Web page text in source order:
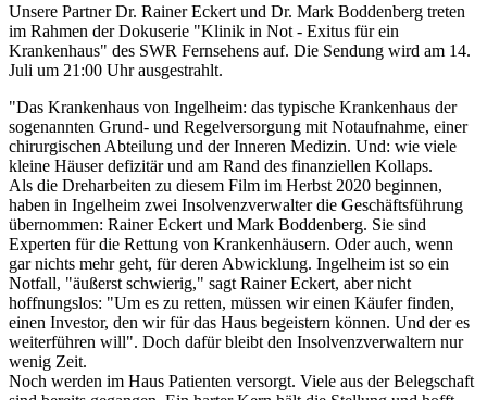
Unsere Partner Dr. Rainer Eckert und Dr. Mark Boddenberg treten
im Rahmen der Dokuserie "Klinik in Not - Exitus für ein
Krankenhaus" des SWR Fernsehens auf. Die Sendung wird am 14.
Juli um 21:00 Uhr ausgestrahlt.
"Das Krankenhaus von Ingelheim: das typische Krankenhaus der
sogenannten Grund- und Regelversorgung mit Notaufnahme, einer
chirurgischen Abteilung und der Inneren Medizin. Und: wie viele
kleine Häuser defizitär und am Rand des finanziellen Kollaps.
Als die Dreharbeiten zu diesem Film im Herbst 2020 beginnen,
haben in Ingelheim zwei Insolvenzverwalter die Geschäftsführung
übernommen: Rainer Eckert und Mark Boddenberg. Sie sind
Experten für die Rettung von Krankenhäusern. Oder auch, wenn
gar nichts mehr geht, für deren Abwicklung. Ingelheim ist so ein
Notfall, "äußerst schwierig," sagt Rainer Eckert, aber nicht
hoffnungslos: "Um es zu retten, müssen wir einen Käufer finden,
einen Investor, den wir für das Haus begeistern können. Und der es
weiterführen will". Doch dafür bleibt den Insolvenzverwaltern nur
wenig Zeit.
Noch werden im Haus Patienten versorgt. Viele aus der Belegschaft